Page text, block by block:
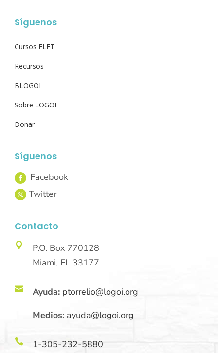
Síguenos
Cursos FLET
Recursos
BLOGOI
Sobre LOGOI
Donar
Síguenos
Contacto

P.O. Box 770128
Miami, FL 33177
 Ayuda: ptorrelio@logoi.org
Medios: ayuda@logoi.org
 1-305-232-5880